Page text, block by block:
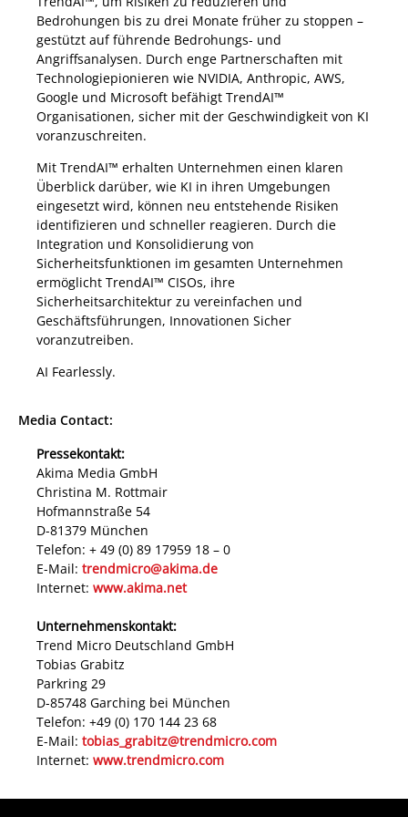
Bedrohungen bis zu drei Monate früher zu stoppen –
gestützt auf führende Bedrohungs- und
Angriffsanalysen. Durch enge Partnerschaften mit
Technologiepionieren wie NVIDIA, Anthropic, AWS,
Google und Microsoft befähigt TrendAI™
Organisationen, sicher mit der Geschwindigkeit von KI
voranzuschreiten.
Mit TrendAI™ erhalten Unternehmen einen klaren
Überblick darüber, wie KI in ihren Umgebungen
eingesetzt wird, können neu entstehende Risiken
identifizieren und schneller reagieren. Durch die
Integration und Konsolidierung von
Sicherheitsfunktionen im gesamten Unternehmen
ermöglicht TrendAI™ CISOs, ihre
Sicherheitsarchitektur zu vereinfachen und
Geschäftsführungen, Innovationen Sicher
voranzutreiben.
AI Fearlessly.
Media Contact:
Pressekontakt:
Akima Media GmbH
Christina M. Rottmair
Hofmannstraße 54
D-81379 München
Telefon: + 49 (0) 89 17959 18 – 0
E-Mail: trendmicro@akima.de
Internet: www.akima.net
Unternehmenskontakt:
Trend Micro Deutschland GmbH
Tobias Grabitz
Parkring 29
D-85748 Garching bei München
Telefon: +49 (0) 170 144 23 68
E-Mail: tobias_grabitz@trendmicro.com
Internet: www.trendmicro.com